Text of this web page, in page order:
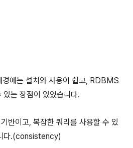
에는 설치와 사용이 쉽고, RDBMS
는 장점이 있었습니다.
이고, 복잡한 쿼리를 사용할 수 있
다.(consistency)